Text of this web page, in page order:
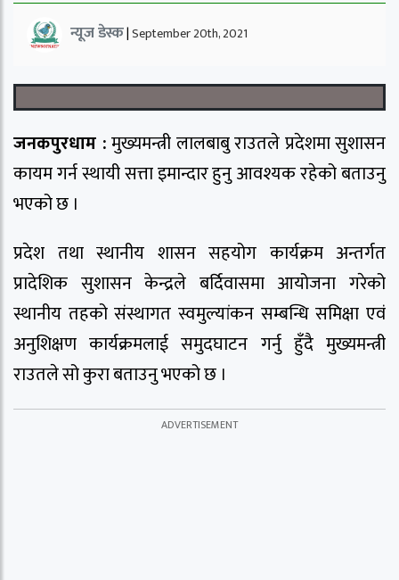
न्यूज डेस्क|September 20th, 2021
जनकपुरधाम :मुख्यमन्त्री लालबाबु राउतले प्रदेशमा सुशासन
कायम गर्न स्थायी सत्ता इमान्दार हुनु आवश्यक रहेको बताउनु
भएको छ ।
प्रदेश तथा स्थानीय शासन सहयोग कार्यक्रम अन्तर्गत
प्रादेशिक सुशासन केन्द्रले बर्दिवासमा आयोजना गरेको
स्थानीय तहको संस्थागत स्वमुल्यांकन सम्बन्धि समिक्षा एवं
अनुशिक्षण कार्यक्रमलाई समुदघाटन गर्नु हुँदै मुख्यमन्त्री
राउतले सो कुरा बताउनु भएको छ ।